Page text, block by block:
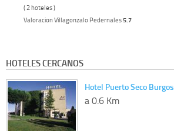
( 2 hoteles )
Valoracion Villagonzalo Pedernales5.7
HOTELES CERCANOS
Hotel Puerto Seco Burgos
a 0.6 Km